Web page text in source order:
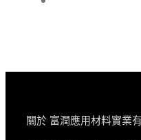
關於 富潤應用材料實業